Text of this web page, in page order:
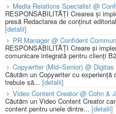
Media Relations Specialist @
RESPONSABILITĂȚI Crearea și
presă Redactarea de conținut
[detalii]
PR Manager @ Confident
RESPONSABILITĂȚI Creare și
comunicare integrată pentru clienți
Copywriter (Mid–Senior) @ Digitas
Căutăm un Copywriter cu
trebuie să... [detalii]
Video Content Creator @ Cohn &
Căutăm un Video Content Creator
content pentru unele dintre... [detalii]